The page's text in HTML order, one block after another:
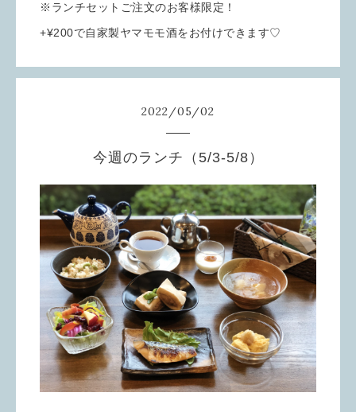
※ランチセットご注文のお客様限定！
+¥200で自家製ヤマモモ酒をお付けできます♡
2022/05/02
今週のランチ（5/3-5/8）